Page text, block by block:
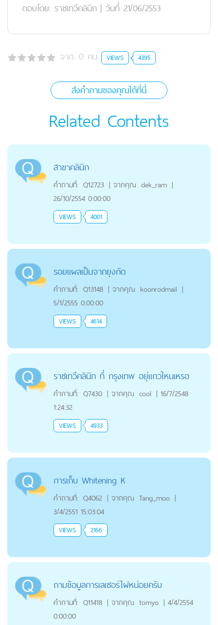
ตอบโดย: ราชเทวีคลินิก | วันที่ 21/06/2553
จาก: 0 คน VIEWS 4395
ส่งคำถามของคุณได้ที่นี่
Related Contents
สาขาคลินิก
คำถามที่: Q12723 | จากคุณ dek_ram |
26/10/2554 0:00:00
VIEWS 4001
รอยแผลเป็นจากยุงกัด
คำถามที่: Q13148 | จากคุณ koonrodmail |
5/1/2555 0:00:00
VIEWS 4614
ราชเทวีคลินิก ที่ กรุงเทพ อยุ่แถวใหนเหรอ
คำถามที่: Q7430 | จากคุณ cool | 16/7/2548
1:24:32
VIEWS 4933
การเก็บ Whitening K
คำถามที่: Q4062 | จากคุณ Tang_moo |
3/4/2551 15:03:04
VIEWS 2166
ถามข้อมูลการเลเซอร์ไฝหน่อยครับ
คำถามที่: Q11418 | จากคุณ tomyo | 4/4/2554
0:00:00